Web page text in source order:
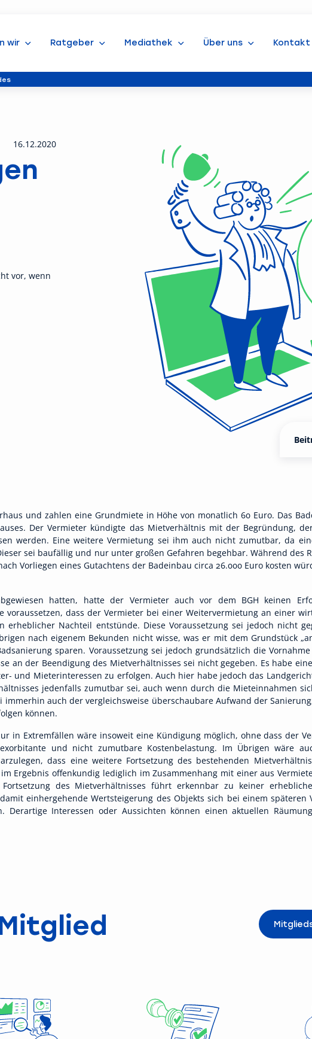
wir Ratgeber Mediathek Über uns Kontakt
16.12.2020
vor, wenn
und zahlen eine Grundmiete in Höhe von monatlich 60 Euro. Das
Der Vermieter kündigte das Mietverhältnis mit der Begründung,
werden. Eine weitere Vermietung sei ihm auch nicht zumutbar, da
sei baufällig und nur unter großen Gefahren begehbar. Während des
Vorliegen eines Gutachtens der Badeinbau circa 26.000 Euro kosten
hatten, hatte der Vermieter auch vor dem BGH keinen
voraussetzen, dass der Vermieter bei einer Weitervermietung an einer
Nachteil entstünde. Diese Voraussetzung sei jedoch nicht
nach eigenem Bekunden nicht wisse, was er mit dem Grundstück
sparen. Voraussetzung sei jedoch grundsätzlich die Vornahme
an der Beendigung des Mietverhältnisses sei nicht gegeben. Es habe
und Mieterinteressen zu erfolgen. Auch hier habe jedoch das
jedenfalls zumutbar sei, auch wenn durch die Mieteinnahmen
auch der vergleichsweise überschaubare Aufwand der
können.
in Extremfällen wäre insoweit eine Kündigung möglich, ohne dass der
und nicht zumutbare Kostenbelastung. Im Übrigen wäre
dass eine weitere Fortsetzung des bestehenden
Ergebnis offenkundig lediglich im Zusammenhang mit einer aus
des Mietverhältnisses führt erkennbar zu keiner
einhergehende Wertsteigerung des Objekts sich bei einem späteren
Derartige Interessen oder Aussichten können einen aktuellen